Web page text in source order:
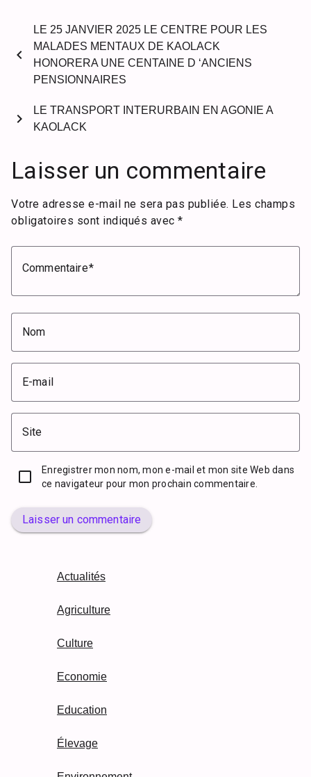
chevron_left
LE 25 JANVIER 2025 LE CENTRE POUR LES
MALADES MENTAUX DE KAOLACK
HONORERA UNE CENTAINE D ‘ANCIENS
PENSIONNAIRES
LE TRANSPORT INTERURBAIN EN AGONIE A
KAOLACK
chevron_right
Laisser un commentaire
Votre adresse e-mail ne sera pas publiée. Les champs
obligatoires sont indiqués avec *
Commentaire
Nom
E-mail
Site
Enregistrer mon nom, mon e-mail et mon site Web dans
ce navigateur pour mon prochain commentaire.
Laisser un commentaire
Actualités
Agriculture
Culture
Economie
Education
Élevage